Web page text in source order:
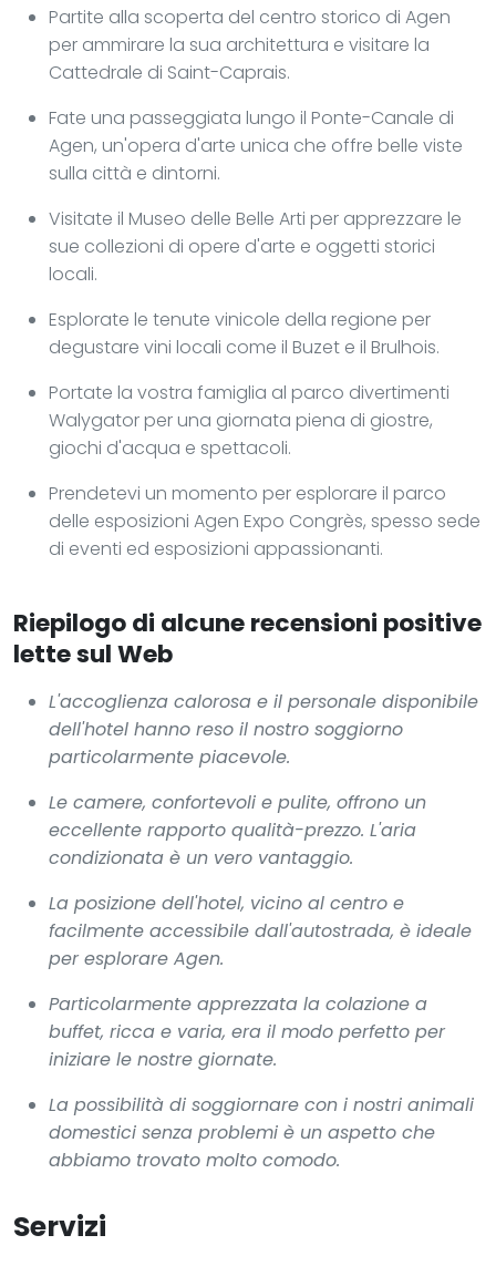
Partite alla scoperta del centro storico di Agen
per ammirare la sua architettura e visitare la
Cattedrale di Saint-Caprais.
Fate una passeggiata lungo il Ponte-Canale di
Agen, un'opera d'arte unica che offre belle viste
sulla città e dintorni.
Visitate il Museo delle Belle Arti per apprezzare le
sue collezioni di opere d'arte e oggetti storici
locali.
Esplorate le tenute vinicole della regione per
degustare vini locali come il Buzet e il Brulhois.
Portate la vostra famiglia al parco divertimenti
Walygator per una giornata piena di giostre,
giochi d'acqua e spettacoli.
Prendetevi un momento per esplorare il parco
delle esposizioni Agen Expo Congrès, spesso sede
di eventi ed esposizioni appassionanti.
Riepilogo di alcune recensioni positive
lette sul Web
L'accoglienza calorosa e il personale disponibile
dell'hotel hanno reso il nostro soggiorno
particolarmente piacevole.
Le camere, confortevoli e pulite, offrono un
eccellente rapporto qualità-prezzo. L'aria
condizionata è un vero vantaggio.
La posizione dell'hotel, vicino al centro e
facilmente accessibile dall'autostrada, è ideale
per esplorare Agen.
Particolarmente apprezzata la colazione a
buffet, ricca e varia, era il modo perfetto per
iniziare le nostre giornate.
La possibilità di soggiornare con i nostri animali
domestici senza problemi è un aspetto che
abbiamo trovato molto comodo.
Servizi